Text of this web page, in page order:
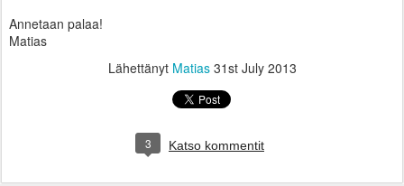
Annetaan palaa!
Matias
Lähettänyt Matias 31st July 2013
3 Katso kommentit